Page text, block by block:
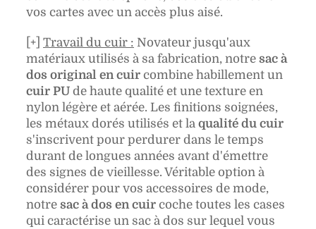
vos cartes avec un accès plus aisé.
[+] Travail du cuir : Novateur jusqu'aux
matériaux utilisés à sa fabrication, notre sac à
dos original en cuir combine habillement un
cuir PU de haute qualité et une texture en
nylon légère et aérée. Les finitions soignées,
les métaux dorés utilisés et la qualité du cuir
s'inscrivent pour perdurer dans le temps
durant de longues années avant d'émettre
des signes de vieillesse. Véritable option à
considérer pour vos accessoires de mode,
notre sac à dos en cuir coche toutes les cases
qui caractérise un sac à dos sur lequel vous